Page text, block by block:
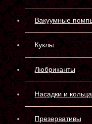
Вакуумные
Куклы
Любриканты
Насадки и кольца
Презервативы